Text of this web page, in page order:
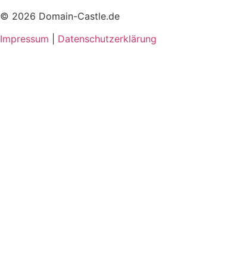
© 2026 Domain-Castle.de
Impressum
Datenschutzerklärung